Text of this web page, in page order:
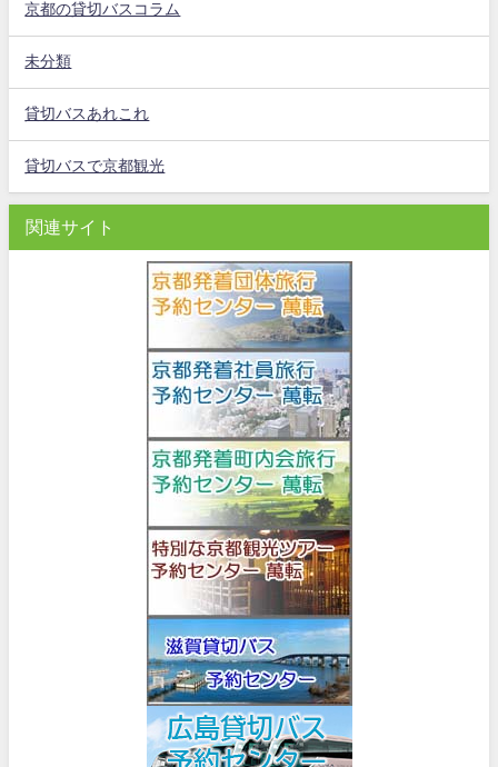
京都の貸切バスコラム
未分類
貸切バスあれこれ
貸切バスで京都観光
関連サイト